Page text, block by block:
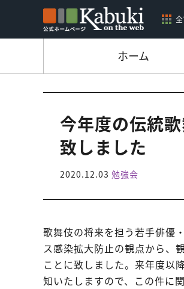
ホーム
今年度の伝統
致しました
2020.12.03 勉強会
歌舞伎の将来を担う若手俳優
ス感染拡大防止の観点から、
ことに致しました。来年度以
知いたしますので、この件に